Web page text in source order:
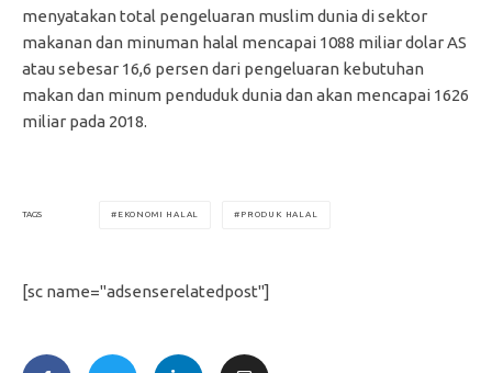
menyatakan total pengeluaran muslim dunia di sektor
makanan dan minuman halal mencapai 1088 miliar dolar AS
atau sebesar 16,6 persen dari pengeluaran kebutuhan
makan dan minum penduduk dunia dan akan mencapai 1626
miliar pada 2018.
TAGS EKONOMI HALAL PRODUK HALAL
[sc name="adsenserelatedpost"]